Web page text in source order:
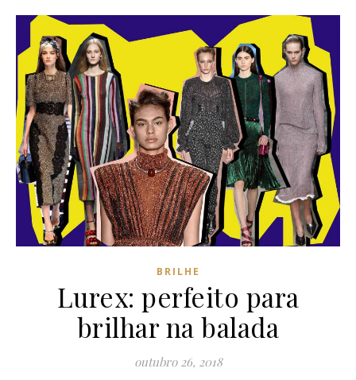
BRILHE
Lurex: perfeito para
brilhar na balada
outubro 26, 2018